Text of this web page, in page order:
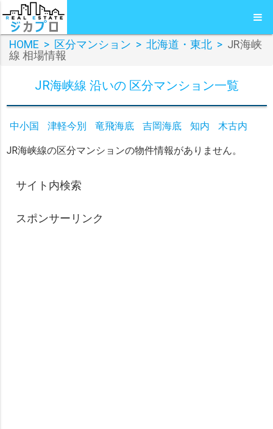
HOME > 区分マンション > 北海道・東北 > JR海峡
線 相場情報
JR海峡線 沿いの 区分マンション一覧
中小国 津軽今別 竜飛海底 吉岡海底 知内
木古内
JR海峡線の区分マンションの物件情報がありません。
サイト内検索
スポンサーリンク